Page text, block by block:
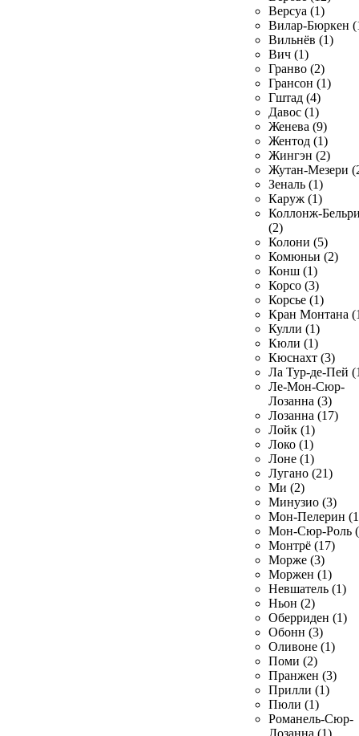
Версуа (1)
Вилар-Бюркен
Вильнёв (1)
Вич (1)
Гранво (2)
Грансон (1)
Гштад (4)
Давос (1)
Женева (9)
Жентод (1)
Жингэн (2)
Жутан-Мезери
Зеналь (1)
Каруж (1)
Коллонж-
(2)
Колони (5)
Комюньи (2)
Конш (1)
Корсо (3)
Корсье (1)
Кран Монтана
Кулли (1)
Кюли (1)
Кюснахт (3)
Ла Тур-де-Пей
Ле-Мон-Сюр-
Лозанна (3)
Лозанна (17)
Лойк (1)
Локо (1)
Лоне (1)
Лугано (21)
Ми (2)
Минузио (3)
Мон-Пелерин
Мон-Сюр-Роль
Монтрё (17)
Морже (3)
Моржен (1)
Невшатель (1)
Ньон (2)
Оберриден (1)
Обонн (3)
Оливоне (1)
Поми (2)
Пранжен (3)
Прилли (1)
Пюли (1)
Романель-Сюр-
Лозанна (1)